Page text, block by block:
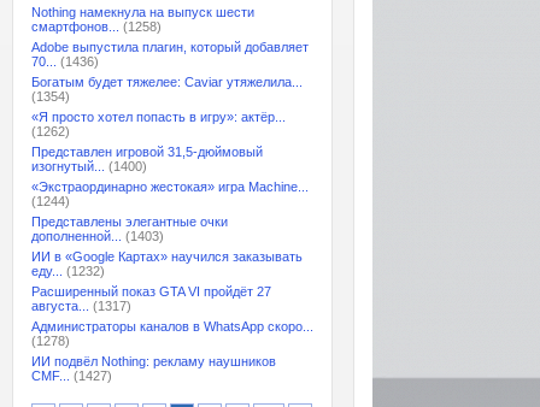
Nothing намекнула на выпуск шести
смартфонов...
(1258)
Adobe выпустила плагин, который добавляет
70...
(1436)
Богатым будет тяжелее: Caviar утяжелила...
(1354)
«Я просто хотел попасть в игру»: актёр...
(1262)
Представлен игровой 31,5-дюймовый
изогнутый...
(1400)
«Экстраординарно жестокая» игра Machine...
(1244)
Представлены элегантные очки
дополненной...
(1403)
ИИ в «Google Картах» научился заказывать
еду...
(1232)
Расширенный показ GTA VI пройдёт 27
августа...
(1317)
Администраторы каналов в WhatsApp скоро...
(1278)
ИИ подвёл Nothing: рекламу наушников
CMF...
(1427)